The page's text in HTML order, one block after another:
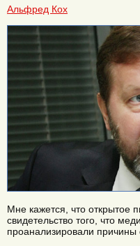
Альфред Кох
Мне кажется, что открытое
свидетельство того, что
проанализировали причины